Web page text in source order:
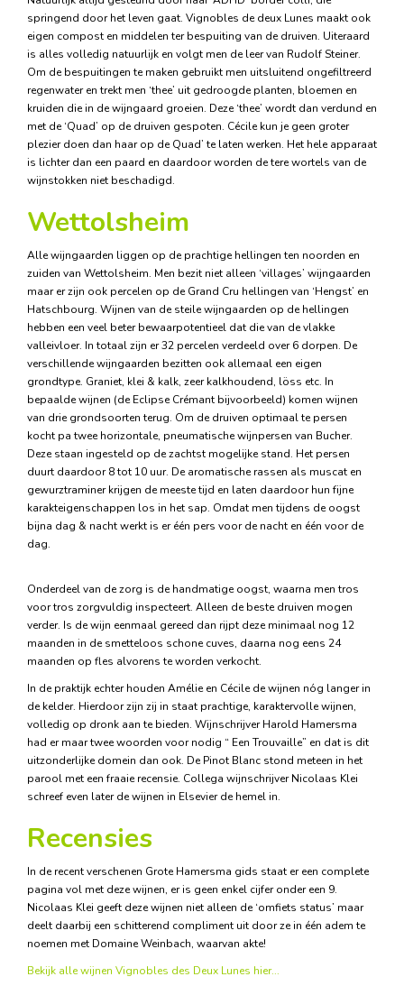
springend door het leven gaat. Vignobles de deux Lunes maakt ook
eigen compost en middelen ter bespuiting van de druiven. Uiteraard
is alles volledig natuurlijk en volgt men de leer van Rudolf Steiner.
Om de bespuitingen te maken gebruikt men uitsluitend ongefiltreerd
regenwater en trekt men ‘thee’ uit gedroogde planten, bloemen en
kruiden die in de wijngaard groeien. Deze ‘thee’ wordt dan verdund en
met de ‘Quad’ op de druiven gespoten. Cécile kun je geen groter
plezier doen dan haar op de Quad’ te laten werken. Het hele apparaat
is lichter dan een paard en daardoor worden de tere wortels van de
wijnstokken niet beschadigd.
Wettolsheim
Alle wijngaarden liggen op de prachtige hellingen ten noorden en
zuiden van Wettolsheim. Men bezit niet alleen ‘villages’ wijngaarden
maar er zijn ook percelen op de Grand Cru hellingen van ‘Hengst’ en
Hatschbourg. Wijnen van de steile wijngaarden op de hellingen
hebben een veel beter bewaarpotentieel dat die van de vlakke
valleivloer. In totaal zijn er 32 percelen verdeeld over 6 dorpen. De
verschillende wijngaarden bezitten ook allemaal een eigen
grondtype. Graniet, klei & kalk, zeer kalkhoudend, löss etc. In
bepaalde wijnen (de Eclipse Crémant bijvoorbeeld) komen wijnen
van drie grondsoorten terug. Om de druiven optimaal te persen
kocht pa twee horizontale, pneumatische wijnpersen van Bucher.
Deze staan ingesteld op de zachtst mogelijke stand. Het persen
duurt daardoor 8 tot 10 uur. De aromatische rassen als muscat en
gewurztraminer krijgen de meeste tijd en laten daardoor hun fijne
karakteigenschappen los in het sap. Omdat men tijdens de oogst
bijna dag & nacht werkt is er één pers voor de nacht en één voor de
dag.
Onderdeel van de zorg is de handmatige oogst, waarna men tros
voor tros zorgvuldig inspecteert. Alleen de beste druiven mogen
verder. Is de wijn eenmaal gereed dan rijpt deze minimaal nog 12
maanden in de smetteloos schone cuves, daarna nog eens 24
maanden op fles alvorens te worden verkocht.
In de praktijk echter houden Amélie en Cécile de wijnen nóg langer in
de kelder. Hierdoor zijn zij in staat prachtige, karaktervolle wijnen,
volledig op dronk aan te bieden. Wijnschrijver Harold Hamersma
had er maar twee woorden voor nodig “ Een Trouvaille” en dat is dit
uitzonderlijke domein dan ook. De Pinot Blanc stond meteen in het
parool met een fraaie recensie. Collega wijnschrijver Nicolaas Klei
schreef even later de wijnen in Elsevier de hemel in.
Recensies
In de recent verschenen Grote Hamersma gids staat er een complete
pagina vol met deze wijnen, er is geen enkel cijfer onder een 9.
Nicolaas Klei geeft deze wijnen niet alleen de ‘omfiets status’ maar
deelt daarbij een schitterend compliment uit door ze in één adem te
noemen met Domaine Weinbach, waarvan akte!
Bekijk alle wijnen Vignobles des Deux Lunes hier...